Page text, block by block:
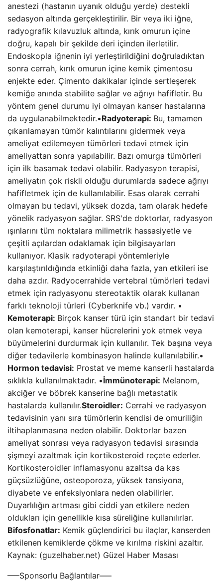
anestezi (hastanın uyanık olduğu yerde) destekli
sedasyon altında gerçekleştirilir. Bir veya iki iğne,
radyografik kılavuzluk altında, kırık omurun içine
doğru, kapalı bir şekilde deri içinden ilerletilir.
Endoskopla iğnenin iyi yerleştirildiğini doğruladıktan
sonra cerrah, kırık omurun içine kemik çimentosu
enjekte eder. Çimento dakikalar içinde sertleşerek
kemiğe anında stabilite sağlar ve ağrıyı hafifletir. Bu
yöntem genel durumu iyi olmayan kanser hastalarına
da uygulanabilmektedir.•Radyoterapi: Bu, tamamen
çıkarılamayan tümör kalıntılarını gidermek veya
ameliyat edilemeyen tümörleri tedavi etmek için
ameliyattan sonra yapılabilir. Bazı omurga tümörleri
için ilk basamak tedavi olabilir. Radyasyon terapisi,
ameliyatın çok riskli olduğu durumlarda sadece ağrıyı
hafifletmek için de kullanılabilir. Esas olarak cerrahi
olmayan bu tedavi, yüksek dozda, tam olarak hedefe
yönelik radyasyon sağlar. SRS'de doktorlar, radyasyon
ışınlarını tüm noktalara milimetrik hassasiyetle ve
çeşitli açılardan odaklamak için bilgisayarları
kullanıyor. Klasik radyoterapi yöntemleriyle
karşılaştırıldığında etkinliği daha fazla, yan etkileri ise
daha azdır. Radyocerrahide vertebral tümörleri tedavi
etmek için radyasyonu stereotaktik olarak kullanan
farklı teknoloji türleri (Cyberknife vb.) vardır. •
Kemoterapi: Birçok kanser türü için standart bir tedavi
olan kemoterapi, kanser hücrelerini yok etmek veya
büyümelerini durdurmak için kullanılır. Tek başına veya
diğer tedavilerle kombinasyon halinde kullanılabilir.•
Hormon tedavisi: Prostat ve meme kanserli hastalarda
sıklıkla kullanılmaktadır. •İmmünoterapi: Melanom,
akciğer ve böbrek kanserine bağlı metastatik
hastalarda kullanılır.Steroidler: Cerrahi ve radyasyon
tedavisinin yanı sıra tümörlerin kendisi de omuriliğin
iltihaplanmasına neden olabilir. Doktorlar bazen
ameliyat sonrası veya radyasyon tedavisi sırasında
şişmeyi azaltmak için kortikosteroid reçete ederler.
Kortikosteroidler inflamasyonu azaltsa da kas
güçsüzlüğüne, osteoporoza, yüksek tansiyona,
diyabete ve enfeksiyonlara neden olabilirler.
Duyarlılığın artması gibi ciddi yan etkilere neden
oldukları için genellikle kısa süreliğine kullanılırlar.
Bifosfonatlar: Kemik güçlendirici bu ilaçlar, kanserden
etkilenen kemiklerde çökme ve kırılma riskini azaltır.
Kaynak: (guzelhaber.net) Güzel Haber Masası
—–Sponsorlu Bağlantılar—–